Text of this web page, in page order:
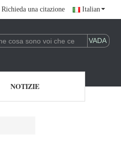
Richieda una citazione Italian
NOTIZIE